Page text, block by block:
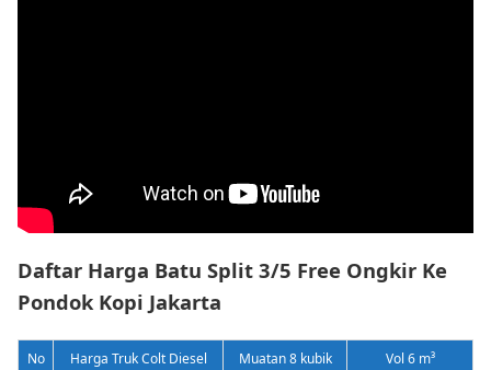
Daftar Harga Batu Split 3/5 Free Ongkir Ke
Pondok Kopi Jakarta
No Harga Truk Colt Diesel Muatan 8 kubik
Vol 6 m³